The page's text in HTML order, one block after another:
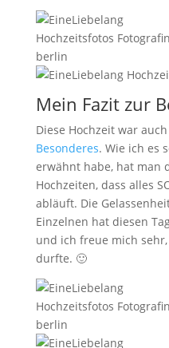
Mein Fazit zur
Diese Hochzeit war
Besonderes. Wie ich es
erwähnt habe, hat man
Hochzeiten, dass alles
abläuft. Die
Einzelnen hat diesen
und ich freue mich
durfte. 🙂